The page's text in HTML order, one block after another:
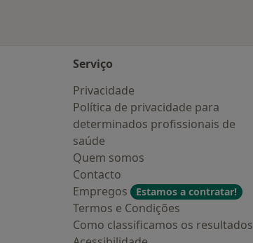
Serviço
Privacidade
Política de privacidade para
determinados profissionais de
saúde
Quem somos
Contacto
Empregos
Estamos a contratar!
Termos e Condições
Como classificamos os resultados